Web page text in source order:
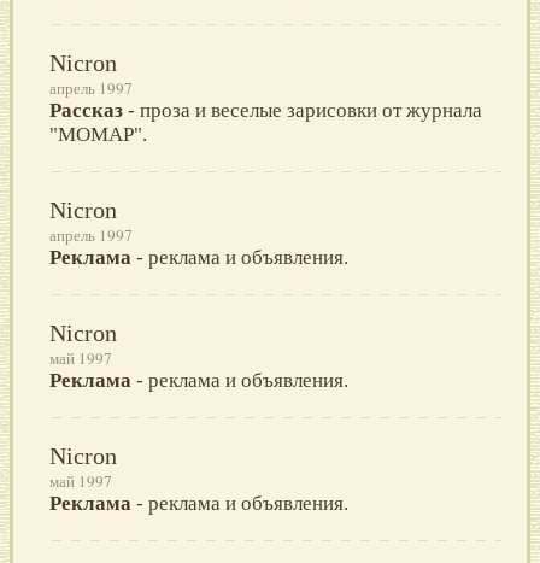
Nicron
апрель 1997
Рассказ - проза и веселые зарисовки от журнала
"МОМАР".
Nicron
апрель 1997
Реклама - реклама и объявления.
Nicron
май 1997
Реклама - реклама и объявления.
Nicron
май 1997
Реклама - реклама и объявления.